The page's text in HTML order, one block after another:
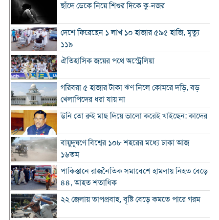
ছাঁদে ডেকে নিয়ে শিশুর দিকে কু-নজর
দেশে ফিরেছেন ১ লাখ ১০ হাজার ৫৯৫ হাজি, মৃত্যু
১১৯
ঐতিহাসিক জয়ের পথে অস্ট্রেলিয়া
গরিবরা ৫ হাজার টাকা ঋণ নিলে কোমরে দড়ি, বড়
খেলাপিদের ধরা যায় না
উনি তো রুই মাছ দিয়ে ভালো করেই খাইছেন: কাদের
বায়ুদূষণে বিশ্বের ১০৮ শহরের মধ্যে ঢাকা আজ
১৬তম
পাকিস্তানে রাজনৈতিক সমাবেশে হামলায় নিহত বেড়ে
৪৪, আহত শতাধিক
২২ জেলায় তাপপ্রবাহ, বৃষ্টি বেড়ে কমতে পারে গরম